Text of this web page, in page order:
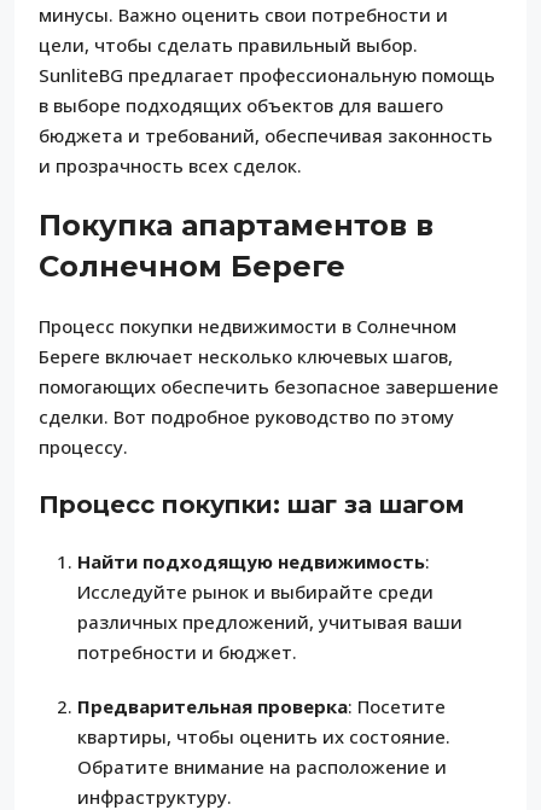
минусы. Важно оценить свои потребности и
цели, чтобы сделать правильный выбор.
SunliteBG предлагает профессиональную помощь
в выборе подходящих объектов для вашего
бюджета и требований, обеспечивая законность
и прозрачность всех сделок.
Покупка апартаментов в
Солнечном Береге
Процесс покупки недвижимости в Солнечном
Береге включает несколько ключевых шагов,
помогающих обеспечить безопасное завершение
сделки. Вот подробное руководство по этому
процессу.
Процесс покупки: шаг за шагом
Найти подходящую недвижимость:
Исследуйте рынок и выбирайте среди
различных предложений, учитывая ваши
потребности и бюджет.
Предварительная проверка: Посетите
квартиры, чтобы оценить их состояние.
Обратите внимание на расположение и
инфраструктуру.